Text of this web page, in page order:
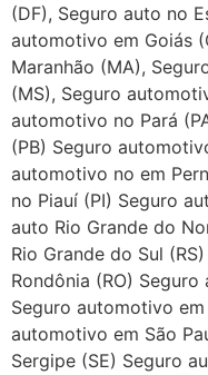
(DF), Seguro auto no
automotivo em Goiás
Maranhão (MA),
(MS), Seguro
automotivo no Pará
(PB) Seguro
automotivo no em
no Piauí (PI) Seguro
auto Rio Grande do
Rio Grande do Sul
Rondônia (RO)
Seguro automotivo
automotivo em São
Sergipe (SE) Seguro